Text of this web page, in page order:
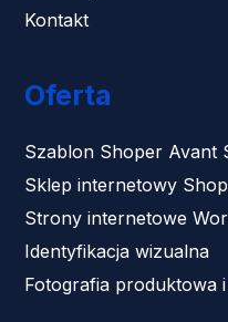
Kontakt
Oferta
Szablon Shoper Avant
Sklep internetowy
Strony internetowe
Identyfikacja wizualna
Fotografia produktowa